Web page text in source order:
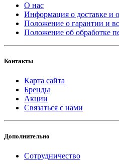
О нас
Информация о доставке и
Положение о гарантии и
Положение об обработке
Контакты
Карта сайта
Бренды
Акции
Связаться с нами
Дополнительно
Сотрудничество